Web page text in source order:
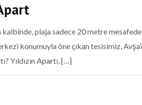
plaja sadece 20 metre
konumuyla öne çıkan tesisimiz,
Yıldızın Apartı, […]